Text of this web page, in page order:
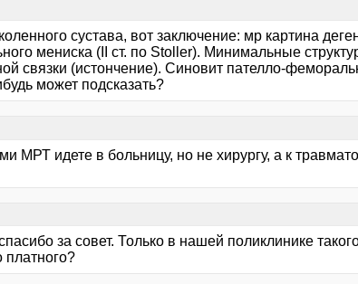
сустава, вот заключение: мр картина
мениска (II ст. по Stoller). Минимальные
связки (истончение). Синовит пателло-
может подсказать?
МРТ идете в больницу, но не хирургу, а к
за совет. Только в нашей поликлинике